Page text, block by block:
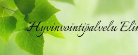
Siirry
sisältöön